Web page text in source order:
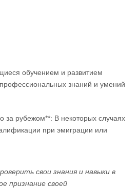
обучением и развитием
знаний и умений
за рубежом**: В некоторых случаях
при эмиграции или
свои знания и навыки в
признание своей